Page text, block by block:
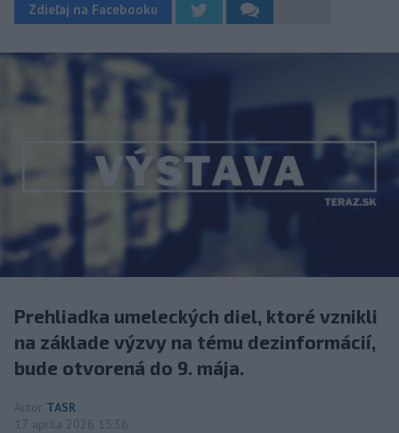
Zdieľaj na Facebooku
Prehliadka umeleckých diel, ktoré vznikli
na základe výzvy na tému dezinformácií,
bude otvorená do 9. mája.
Autor TASR
17. apríla 2026 15:36